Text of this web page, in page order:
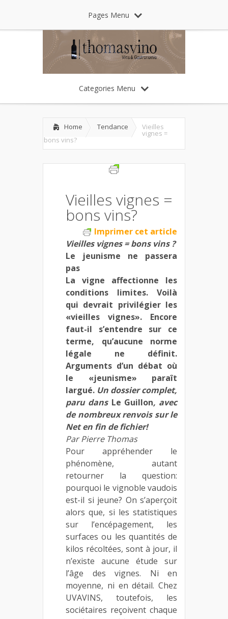
Pages Menu
Categories Menu
Home Tendance Vieilles
vignes =
bons vins?
Vieilles vignes =
bons vins?
Imprimer cet article
Vieilles vignes = bons vins ?
Le jeunisme ne passera
pas
La vigne affectionne les
conditions limites. Voilà
qui devrait privilégier les
«vieilles vignes». Encore
faut-il s’entendre sur ce
terme, qu’aucune norme
légale ne définit.
Arguments d’un débat où
le «jeunisme» paraît
largué. Un dossier complet,
paru dans Le Guillon, avec
de nombreux renvois sur le
Net en fin de fichier!
Par Pierre Thomas
Pour appréhender le
phénomène, autant
retourner la question:
pourquoi le vignoble vaudois
est-il si jeune? On s’aperçoit
alors que, si les statistiques
sur l’encépagement, les
surfaces ou les quantités de
kilos récoltées, sont à jour, il
n’existe aucune étude sur
l’âge des vignes. Ni en
moyenne, ni en détail. Chez
UVAVINS, toutefois, les
sociétaires reçoivent chaque